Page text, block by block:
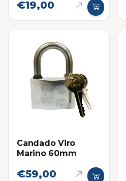
€19,00
Candado Viro
Marino 60mm
€59,00